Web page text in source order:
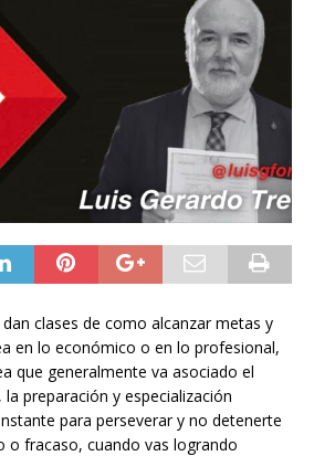
clases de como alcanzar metas y
en lo económico o en lo profesional,
que generalmente va asociado el
preparación y especialización
para perseverar y no detenerte
o fracaso, cuando vas logrando